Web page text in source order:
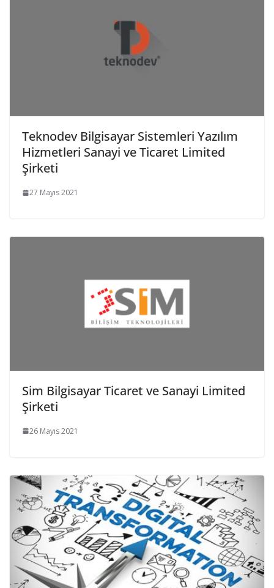
Teknodev Bilgisayar Sistemleri Yazılım
Hizmetleri Sanayi ve Ticaret Limited
Şirketi
27 Mayıs 2021
Sim Bilgisayar Ticaret ve Sanayi Limited
Şirketi
26 Mayıs 2021